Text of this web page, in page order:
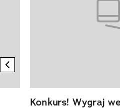
previous element
Konkurs! Wygraj